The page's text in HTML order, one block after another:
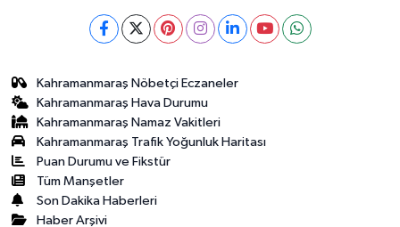
Kahramanmaraş Nöbetçi Eczaneler
Kahramanmaraş Hava Durumu
Kahramanmaraş Namaz Vakitleri
Kahramanmaraş Trafik Yoğunluk Haritası
Puan Durumu ve Fikstür
Tüm Manşetler
Son Dakika Haberleri
Haber Arşivi